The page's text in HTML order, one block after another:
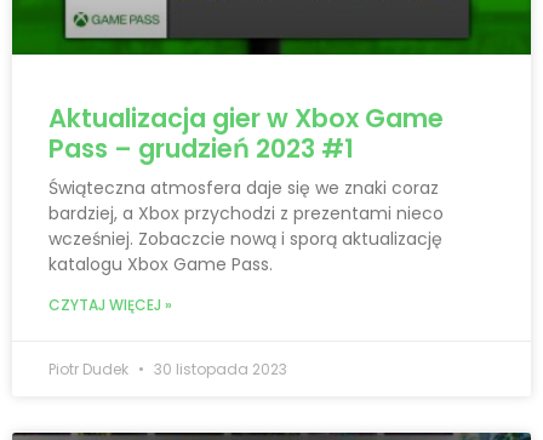
Aktualizacja gier w Xbox Game
Pass – grudzień 2023 #1
Świąteczna atmosfera daje się we znaki coraz
bardziej, a Xbox przychodzi z prezentami nieco
wcześniej. Zobaczcie nową i sporą aktualizację
katalogu Xbox Game Pass.
CZYTAJ WIĘCEJ »
Piotr Dudek 30 listopada 2023